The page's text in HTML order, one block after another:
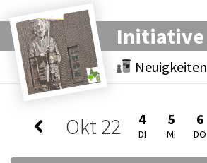
Initiative
Neuigkeiten
Okt22 4
DI
5
MI
6
DO